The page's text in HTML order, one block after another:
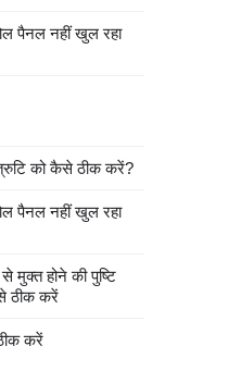
पैनल नहीं खुल रहा
को कैसे ठीक करें?
पैनल नहीं खुल रहा
होने की पुष्टि
ठीक करें
करें